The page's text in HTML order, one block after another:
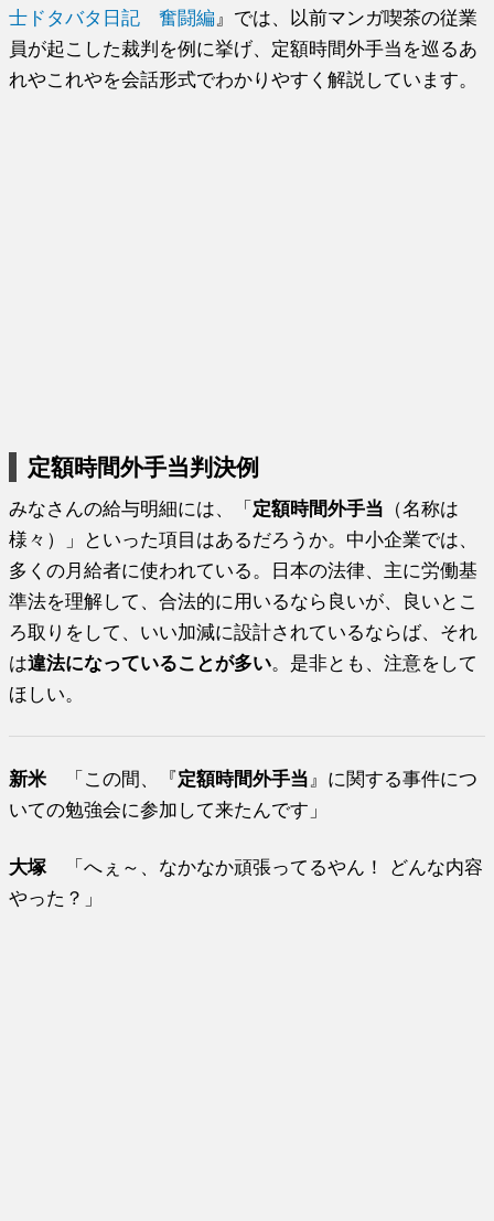
士ドタバタ日記 奮闘編 』では、以前マンガ喫茶の従業
員が起こした裁判を例に挙げ、定額時間外手当を巡るあ
れやこれやを会話形式でわかりやすく解説しています。
定額時間外手当判決例
みなさんの給与明細には、「 定額時間外手当 （名称は
様々）」といった項目はあるだろうか。中小企業では、
多くの月給者に使われている。日本の法律、主に労働基
準法を理解して、合法的に用いるなら良いが、良いとこ
ろ取りをして、いい加減に設計されているならば、それ
は違法になっていることが多い。是非とも、注意をして
ほしい。
新米 「この間、『定額時間外手当 』に関する事件につ
いての勉強会に参加して来たんです」
大塚「へぇ～、なかなか頑張ってるやん！ どんな内容
やった？」